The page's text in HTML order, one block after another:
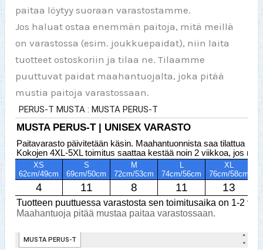
paitaa löytyy suoraan varastostamme.
Jos haluat ostaa enemmän paitoja, mitä meillä
on varastossa (esim. joukkuepaidat), niin laita
tuotteet ostoskoriin ja tilaa ne. Tilaamme
puuttuvat paidat maahantuojalta, joka pitää
mustia paitoja varastossaan.